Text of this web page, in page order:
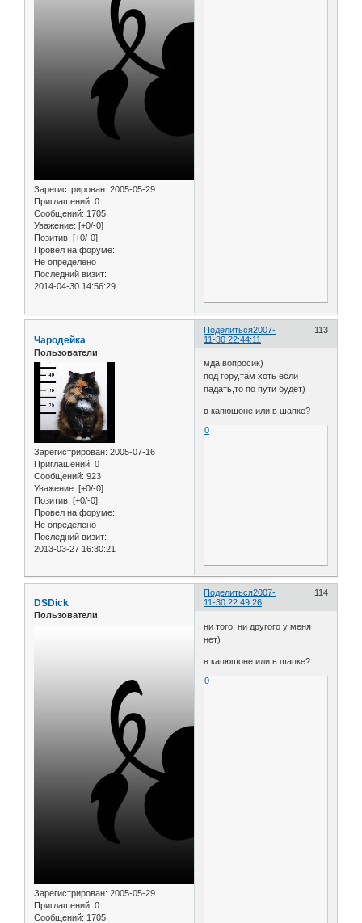
Зарегистрирован: 2005-05-29
Приглашений: 0
Сообщений: 1705
Уважение: [+0/-0]
Позитив: [+0/-0]
Провел на форуме:
Не определено
Последний визит:
2014-04-30 14:56:29
Поделиться 113
2007-
11-30 22:44:11
Чародейка
Пользователи
Зарегистрирован: 2005-07-16
Приглашений: 0
Сообщений: 923
Уважение: [+0/-0]
Позитив: [+0/-0]
Провел на форуме:
Не определено
Последний визит:
2013-03-27 16:30:21
мда,вопросик)
под гору,там хоть если
падать,то по пути будет)
в капюшоне или в шапке?
0
Поделиться 114
2007-
11-30 22:49:26
DSDick
Пользователи
Зарегистрирован: 2005-05-29
Приглашений: 0
Сообщений: 1705
ни того, ни другого у меня
нет)
в капюшоне или в шапке?
0